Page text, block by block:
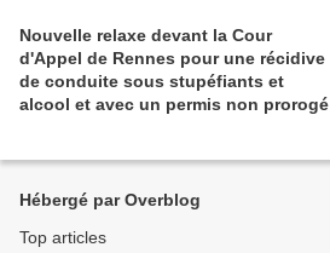
Nouvelle relaxe devant la Cour
d'Appel de Rennes pour une récidive
de conduite sous stupéfiants et
alcool et avec un permis non prorogé
Hébergé par Overblog
Top articles